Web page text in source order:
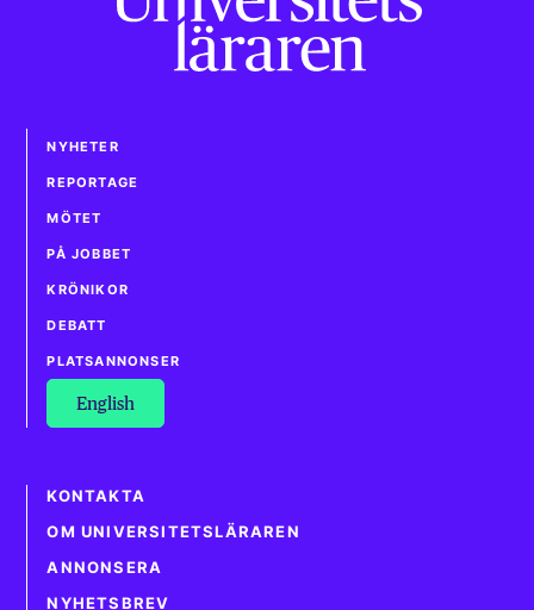
NYHETER
REPORTAGE
MÖTET
PÅ JOBBET
KRÖNIKOR
DEBATT
PLATSANNONSER
English
KONTAKTA
OM UNIVERSITETSLÄRAREN
ANNONSERA
NYHETSBREV